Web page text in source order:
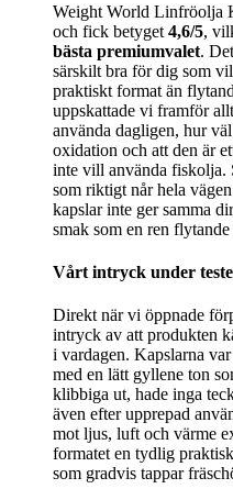
Weight World Linfröolja
och fick betyget 4,6/5,
bästa premiumvalet.
särskilt bra för dig som
praktiskt format än
uppskattade vi framför
använda dagligen, hur
oxidation och att den är
inte vill använda fiskolja.
som riktigt når hela
kapslar inte ger samma
smak som en ren
Vårt intryck under
Direkt när vi öppnade
intryck av att produkten
i vardagen. Kapslarna
med en lätt gyllene ton
klibbiga ut, hade inga
även efter upprepad
mot ljus, luft och värme
formatet en tydlig
som gradvis tappar